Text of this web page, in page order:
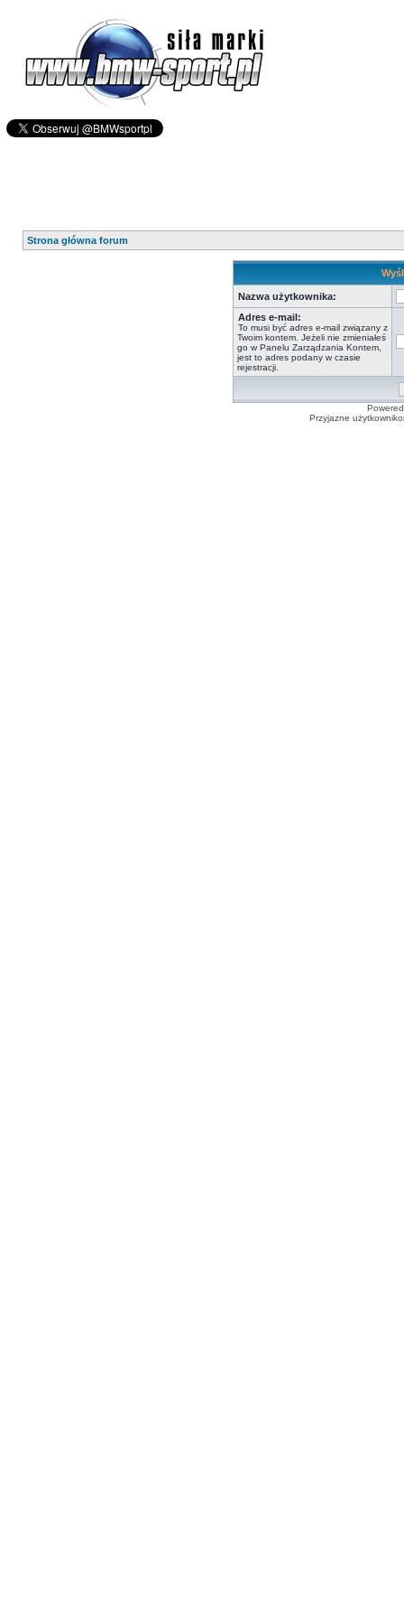
Strona główna forum
Nazwa użytkownika:
Adres e-mail:
To musi być adres e-mail związany z
Twoim kontem. Jeżeli nie zmieniałeś
go w Panelu Zarządzania Kontem,
jest to adres podany w czasie
rejestracji.
Przyjazne